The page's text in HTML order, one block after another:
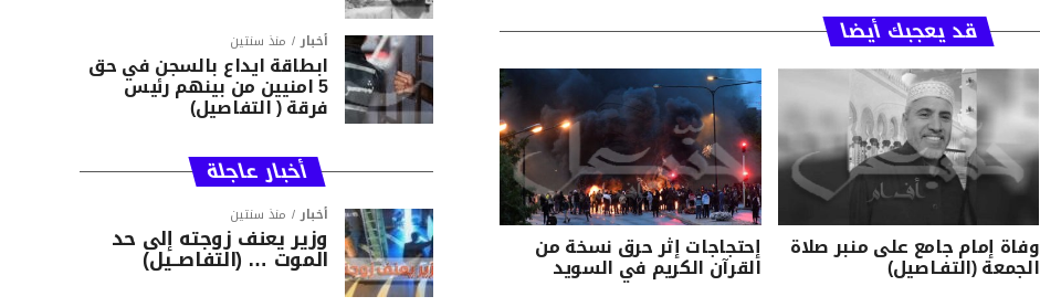
قد يعجبك أيضا
وفاة إمام جامع على منبر صلاة
الجمعة (التفـاصيل)
إحتجاجات إثر حرق نسخة من
القرآن الكريم في السويد
أخبار منذ سنتين
ابطاقة ايداع بالسجن في حق
5 امنيين من بينهم رئيس
فرقة ( التفاصيل)
أخبار عاجلة
أخبار منذ سنتين
وزير يعنف زوجته إلى حد
الموت … (التفاصــيل)